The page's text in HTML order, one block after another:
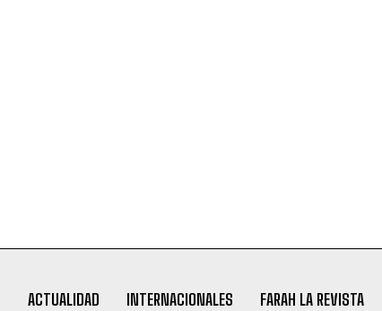
ACTUALIDAD INTERNACIONALES FARAH LA REVISTA